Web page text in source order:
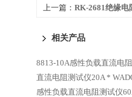
上一篇： RK-2681绝缘电
相关产品
8813-10A感性负载直流电
直流电阻测试仪20A *
感性负载直流电阻测试仪